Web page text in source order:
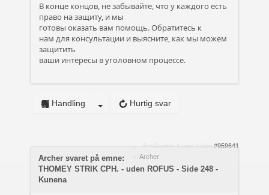
В конце концов, не забывайте, что у каждого есть
право на защиту, и мы
готовы оказать вам помощь. Обратитесь к
нам для консультации и выясните, как мы можем
защитить
ваши интересы в уголовном процессе.
Hurtig svar
Handling
8 måneder 4 uger siden
#959641
Archer
Archer svaret på emne:
THOMEY STRIK CPH. - uden ROFUS - Side 248 -
Kunena